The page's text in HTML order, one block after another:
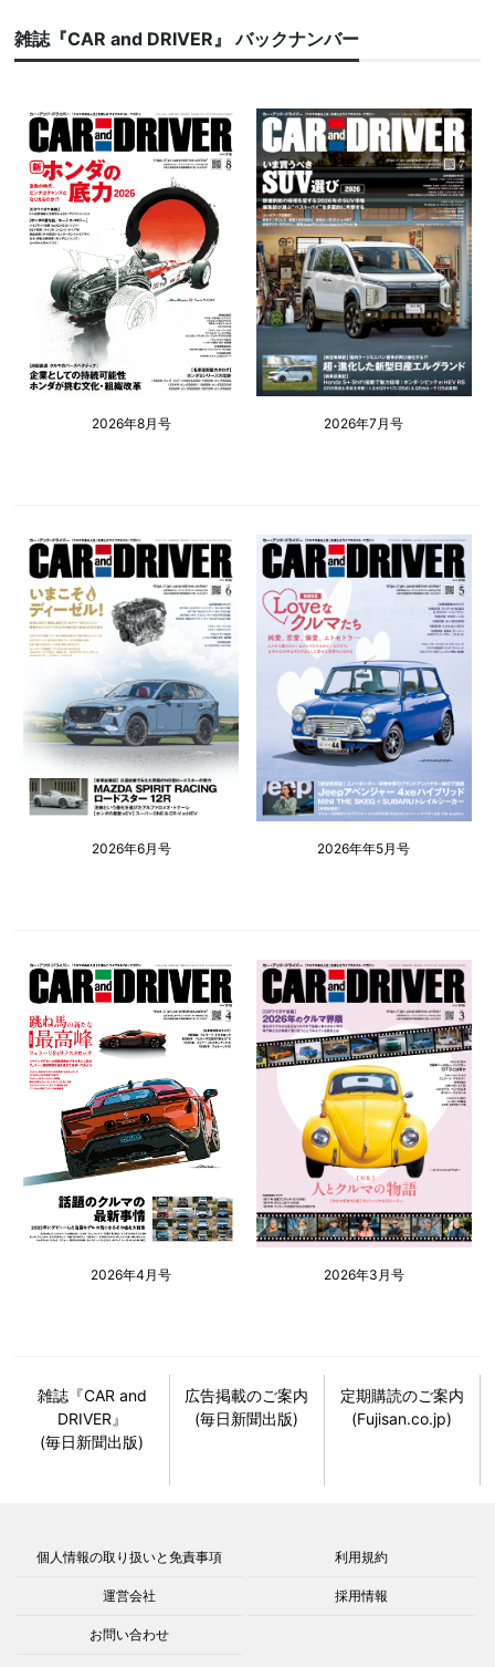
雑誌『CAR and DRIVER』 バックナンバー
2026年8月号 2026年7月号
2026年6月号 2026年年5月号
2026年4月号 2026年3月号
雑誌『CAR and
DRIVER』
(毎日新聞出版)
広告掲載のご案内
(毎日新聞出版)
定期購読のご案内
(Fujisan.co.jp)
個人情報の取り扱いと免責事項 利用規約
運営会社 採用情報
お問い合わせ